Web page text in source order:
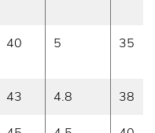
40 5 35
43 4.8 38